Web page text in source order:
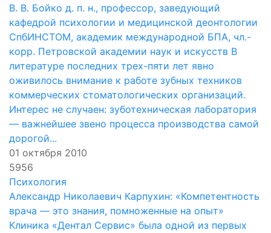
В. В. Бойко д. п. н., профессор, заведующий
кафедрой психологии и медицинской деонтологии
СпбИНСТОМ, академик международной БПА, чл.-
корр. Петровской академии наук и искусств В
литературе последних трех-пяти лет явно
оживилось внимание к работе зубных техников
коммерческих стоматологических организаций.
Интерес не случаен: зуботехническая лаборатория
— важнейшее звено процесса производства самой
дорогой...
01 октября 2010
5956
Психология
Александр Николаевич Карпухин: «Компетентность
врача — это знания, помноженные на опыт»
Клиника «Дентал Сервис» была одной из первых